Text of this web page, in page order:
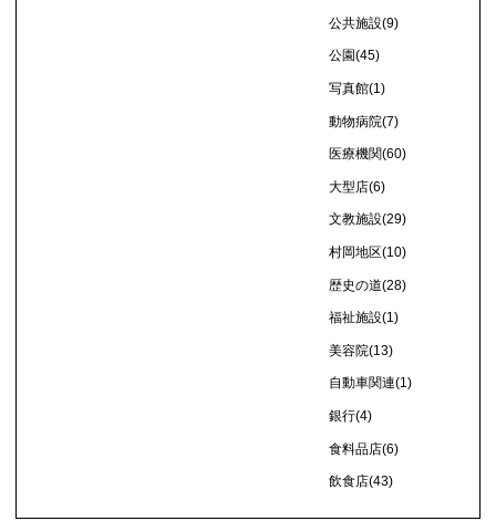
公共施設(9)
公園(45)
写真館(1)
動物病院(7)
医療機関(60)
大型店(6)
文教施設(29)
村岡地区(10)
歴史の道(28)
福祉施設(1)
美容院(13)
自動車関連(1)
銀行(4)
食料品店(6)
飲食店(43)